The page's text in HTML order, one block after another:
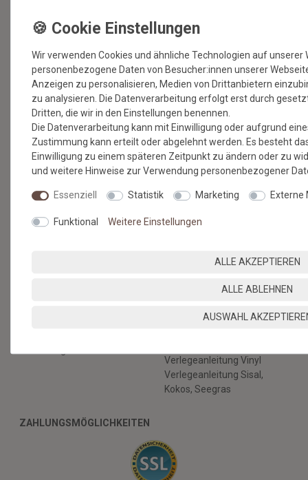
SERVICE & HILFE
Versandkosten
Zahlungsmethoden & Sicherheit
Kontaktformular
Hilfe
Datenschutz
BODENBELÄGE SELBST
Verlegeanleitung Vinyl
Verlegeanleitung Sisal,
Kokos, Seegras
ZAHLUNGSMÖGLICHKEITEN
Wir verwenden Cookies und ähnliche Technologien auf unserer
personenbezogene Daten von Besucher:innen unserer
Anzeigen zu personalisieren, Medien von Drittanbietern
zu analysieren. Die Datenverarbeitung erfolgt erst durch
Dritten, die wir in den Einstellungen benennen.
Die Datenverarbeitung kann mit Einwilligung oder aufgrund
Zustimmung kann erteilt oder abgelehnt werden. Es besteht
Einwilligung zu einem späteren Zeitpunkt zu ändern oder zu
und weitere Hinweise zur Verwendung personenbezogener
Essenziell Statistik Marketing Externe
Funktional Weitere Einstellungen
ALLE AKZEPTIEREN
ALLE ABLEHNEN
AUSWAHL